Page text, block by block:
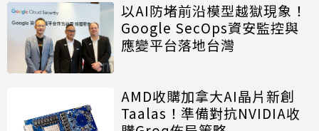
以AI防堵前沿模型越獄現象！
Google SecOps資安監控與
應變平台落地台灣
AMD收購加拿大AI晶片新創
Taalas！準備對抗NVIDIA收